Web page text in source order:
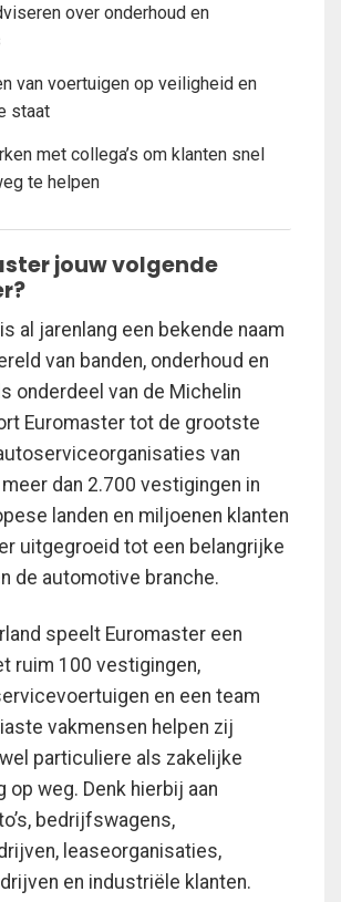
over onderhoud en
van voertuigen op veiligheid en
staat
met collega’s om klanten snel
te helpen
jouw volgende
al jarenlang een bekende naam
van banden, onderhoud en
onderdeel van de Michelin
Euromaster tot de grootste
van
dan 2.700 vestigingen in
landen en miljoenen klanten
uitgegroeid tot een belangrijke
de automotive branche.
speelt Euromaster een
ruim 100 vestigingen,
en een team
vakmensen helpen zij
particuliere als zakelijke
op weg. Denk hierbij aan
bedrijfswagens,
leaseorganisaties,
en industriële klanten.